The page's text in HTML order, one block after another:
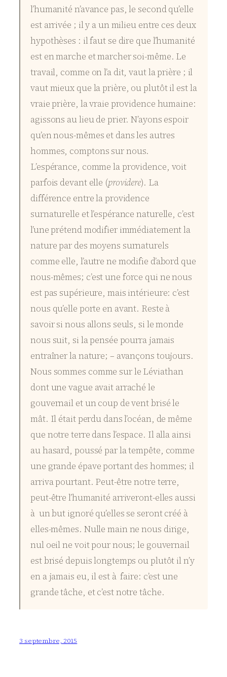
l’humanité n’avance pas, le second qu’elle
est arrivée ; il y a un milieu entre ces deux
hypothèses : il faut se dire que l’humanité
est en marche et marcher soi-même. Le
travail, comme on l’a dit, vaut la prière ; il
vaut mieux que la prière, ou plutôt il est la
vraie prière, la vraie providence humaine:
agissons au lieu de prier. N’ayons espoir
qu’en nous-mêmes et dans les autres
hommes, comptons sur nous.
L’espérance, comme la providence, voit
parfois devant elle (providere). La
différence entre la providence
surnaturelle et l’espérance naturelle, c’est
l’une prétend modifier immédiatement la
nature par des moyens surnaturels
comme elle, l’autre ne modifie d’abord que
nous-mêmes; c’est une force qui ne nous
est pas supérieure, mais intérieure: c’est
nous qu’elle porte en avant. Reste à
savoir si nous allons seuls, si le monde
nous suit, si la pensée pourra jamais
entraîner la nature; – avançons toujours.
Nous sommes comme sur le Léviathan
dont une vague avait arraché le
gouvernail et un coup de vent brisé le
mât. Il était perdu dans l’océan, de même
que notre terre dans l’espace. Il alla ainsi
au hasard, poussé par la tempête, comme
une grande épave portant des hommes; il
arriva pourtant. Peut-être notre terre,
peut-être l’humanité arriveront-elles aussi
à un but ignoré qu’elles se seront créé à
elles-mêmes. Nulle main ne nous dirige,
nul oeil ne voit pour nous; le gouvernail
est brisé depuis longtemps ou plutôt il n’y
en a jamais eu, il est à faire: c’est une
grande tâche, et c’est notre tâche.
3 septembre, 2015